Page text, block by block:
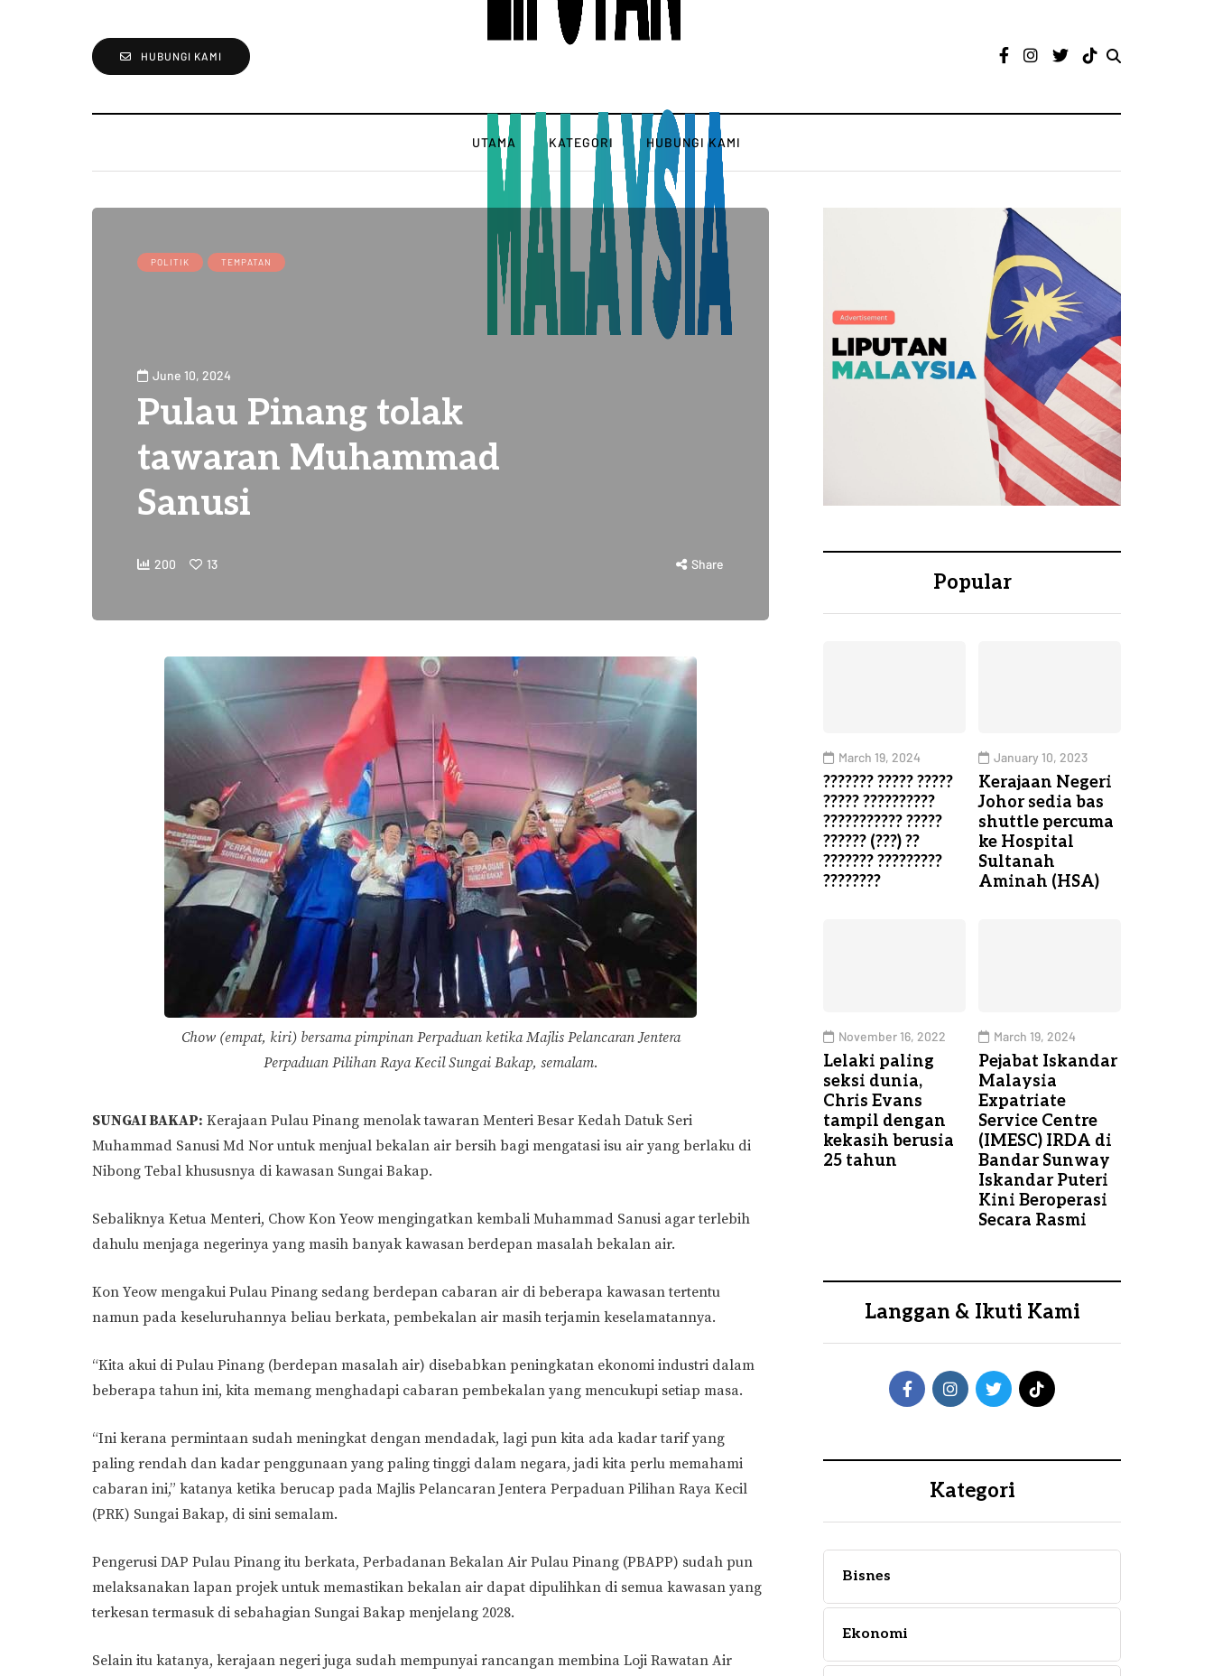
HUBUNGI KAMI
UTAMA KATEGORI HUBUNGI KAMI
POLITIK TEMPATAN
June 10, 2024
Pulau Pinang tolak
tawaran Muhammad
Sanusi
200 13 Share
Chow (empat, kiri) bersama pimpinan Perpaduan ketika Majlis Pelancaran Jentera
Perpaduan Pilihan Raya Kecil Sungai Bakap, semalam.
SUNGAI BAKAP: Kerajaan Pulau Pinang menolak tawaran Menteri Besar Kedah Datuk Seri
Muhammad Sanusi Md Nor untuk menjual bekalan air bersih bagi mengatasi isu air yang berlaku di
Nibong Tebal khususnya di kawasan Sungai Bakap.
Sebaliknya Ketua Menteri, Chow Kon Yeow mengingatkan kembali Muhammad Sanusi agar terlebih
dahulu menjaga negerinya yang masih banyak kawasan berdepan masalah bekalan air.
Kon Yeow mengakui Pulau Pinang sedang berdepan cabaran air di beberapa kawasan tertentu
namun pada keseluruhannya beliau berkata, pembekalan air masih terjamin keselamatannya.
“Kita akui di Pulau Pinang (berdepan masalah air) disebabkan peningkatan ekonomi industri dalam
beberapa tahun ini, kita memang menghadapi cabaran pembekalan yang mencukupi setiap masa.
“Ini kerana permintaan sudah meningkat dengan mendadak, lagi pun kita ada kadar tarif yang
paling rendah dan kadar penggunaan yang paling tinggi dalam negara, jadi kita perlu memahami
cabaran ini,” katanya ketika berucap pada Majlis Pelancaran Jentera Perpaduan Pilihan Raya Kecil
(PRK) Sungai Bakap, di sini semalam.
Pengerusi DAP Pulau Pinang itu berkata, Perbadanan Bekalan Air Pulau Pinang (PBAPP) sudah pun
melaksanakan lapan projek untuk memastikan bekalan air dapat dipulihkan di semua kawasan yang
terkesan termasuk di sebahagian Sungai Bakap menjelang 2028.
Selain itu katanya, kerajaan negeri juga sudah mempunyai rancangan membina Loji Rawatan Air
Popular
March 19, 2024
??????? ????? ?????
????? ??????????
??????????? ?????
?????? (???) ??
??????? ?????????
????????
January 10, 2023
Kerajaan Negeri
Johor sedia bas
shuttle percuma
ke Hospital
Sultanah
Aminah (HSA)
November 16, 2022
Lelaki paling
seksi dunia,
Chris Evans
tampil dengan
kekasih berusia
25 tahun
March 19, 2024
Pejabat Iskandar
Malaysia
Expatriate
Service Centre
(IMESC) IRDA di
Bandar Sunway
Iskandar Puteri
Kini Beroperasi
Secara Rasmi
Langgan & Ikuti Kami
Kategori
Bisnes
Ekonomi